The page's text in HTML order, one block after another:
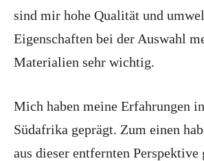
sind mir hohe Qualität und
Eigenschaften bei der Auswahl
Materialien sehr wichtig.
Mich haben meine Erfahrungen
Südafrika geprägt. Zum einen
aus dieser entfernten